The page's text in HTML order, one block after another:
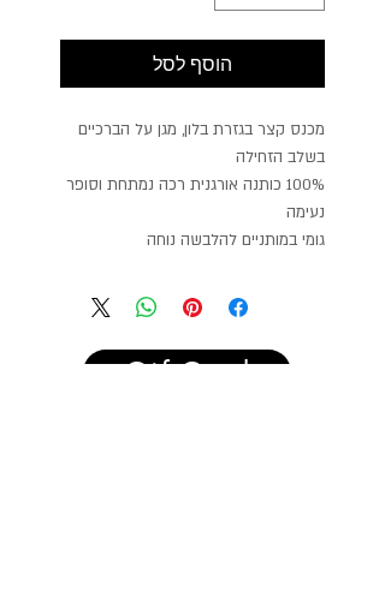
הוסף לסל
מכנס קצר בגזרת בלון, מגן על הברכיים
בשלב הזחילה
100% כותנה אורגנית רכה נמתחת וסופר
נעימה
גומי במותניים להלבשה נוחה
GiftCard